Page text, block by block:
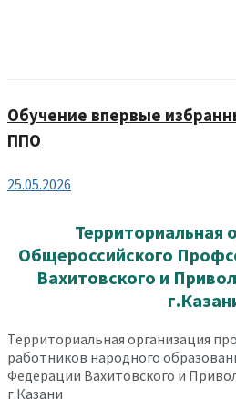
Обучение впервые
ППО
25.05.2026
Территориальная
Общероссийского
Вахитовского и
Территориальная организация
работников народного
Федерации Вахитовского и
г.Казани